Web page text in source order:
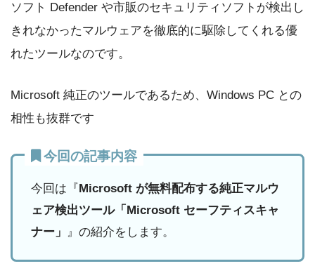
ソフト Defender や市販のセキュリティソフトが検出し
きれなかったマルウェアを徹底的に駆除してくれる優
れたツールなのです。
Microsoft 純正のツールであるため、Windows PC との
相性も抜群です
今回の記事内容
今回は『Microsoft が無料配布する純正マルウ
ェア検出ツール「Microsoft セーフティスキャ
ナー」 』の紹介をします。